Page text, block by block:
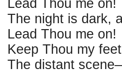
Lead Thou me on!
The night is dark,
Lead Thou me on!
Keep Thou my
The distant